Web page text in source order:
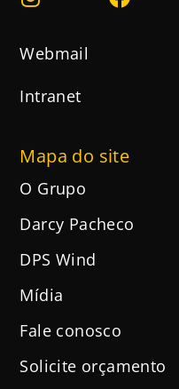
Webmail
Intranet
Mapa do site
O Grupo
Darcy Pacheco
DPS Wind
Mídia
Fale conosco
Solicite orçamento